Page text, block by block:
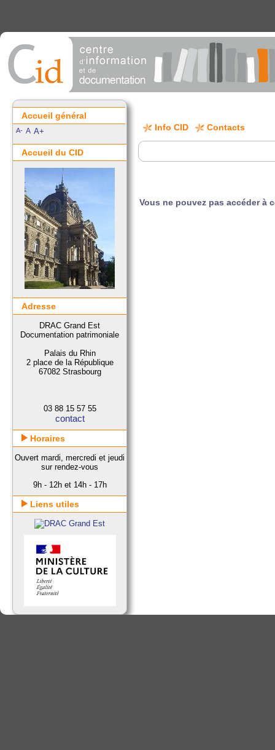
Info CID Contacts
Vous ne pouvez pas accéder à
Accueil général
A- A A+
Accueil du CID
Adresse
DRAC Grand Est
Documentation patrimoniale
Palais du Rhin
2 place de la République
67082 Strasbourg
03 88 15 57 55
contact
Horaires
Ouvert mardi, mercredi et jeudi
sur rendez-vous
9h - 12h et 14h - 17h
Liens utiles